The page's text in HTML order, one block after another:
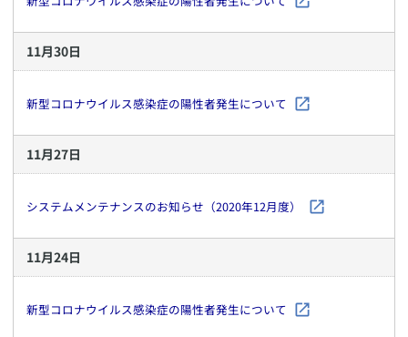
11月30日
新型コロナウイルス感染症の陽性者発生について
11月27日
システムメンテナンスのお知らせ（2020年12月度）
11月24日
新型コロナウイルス感染症の陽性者発生について